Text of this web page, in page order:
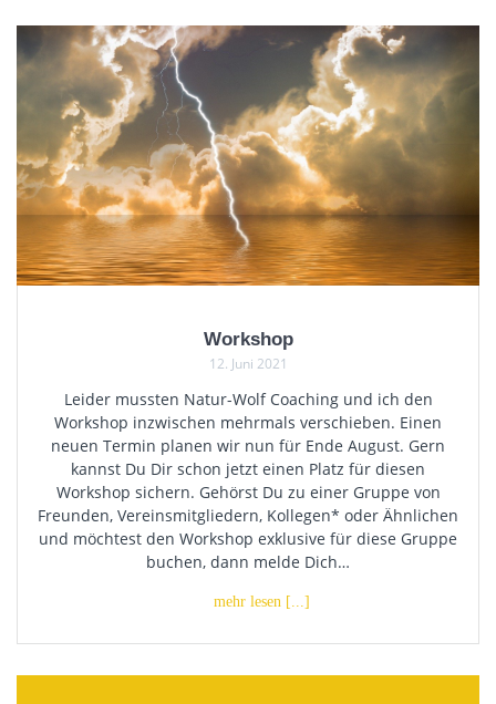
Workshop
12. Juni 2021
Leider mussten Natur-Wolf Coaching und ich den
Workshop inzwischen mehrmals verschieben. Einen
neuen Termin planen wir nun für Ende August. Gern
kannst Du Dir schon jetzt einen Platz für diesen
Workshop sichern. Gehörst Du zu einer Gruppe von
Freunden, Vereinsmitgliedern, Kollegen* oder Ähnlichen
und möchtest den Workshop exklusive für diese Gruppe
buchen, dann melde Dich…